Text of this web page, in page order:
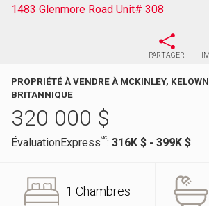
1483 Glenmore Road Unit# 308
PARTAGER
PROPRIÉTÉ À VENDRE À MCKINLEY,
BRITANNIQUE
320 000 $
ÉvaluationExpressMC: 316K $ - 399K $
1 Chambres